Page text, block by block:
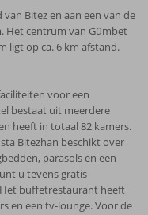
Bitez en aan een van de
Het centrum van Gümbet
ligt op ca. 6 km afstand.
voor een
bestaat uit meerdere
heeft in totaal 82 kamers.
Bitezhan beschikt over
parasols en een
u tevens gratis
buffetrestaurant heeft
en een tv-lounge. Voor de